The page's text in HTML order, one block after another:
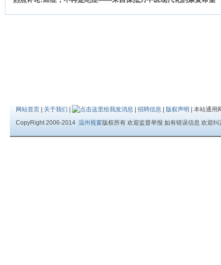
网站首页 关于我们 招聘信息 版权声明
| 本站通用
CopyRight 2006-2014 温州视窗版权所有 欢迎监督举报 如有错误信息 欢迎纠